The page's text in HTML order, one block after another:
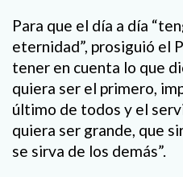
Para que el día a día
eternidad”, prosiguió el
tener en cuenta lo que
quiera ser el primero,
último de todos y el
quiera ser grande, que
se sirva de los demás”.